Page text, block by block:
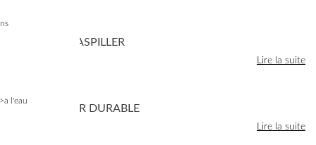
l'eau
ÉVITER DE GASPILLER
Lire la suite
CONSOMMER DURABLE
Lire la suite